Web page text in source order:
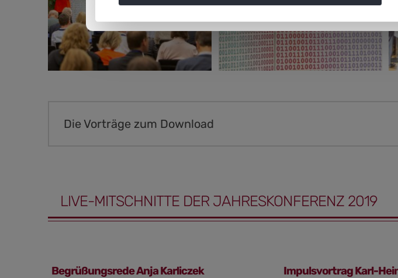
Die Vorträge zum Download
LIVE-MITSCHNITTE DER JAHRESKONFERENZ 2019
Begrüßungsrede Anja Karliczek Impulsvortrag Karl-